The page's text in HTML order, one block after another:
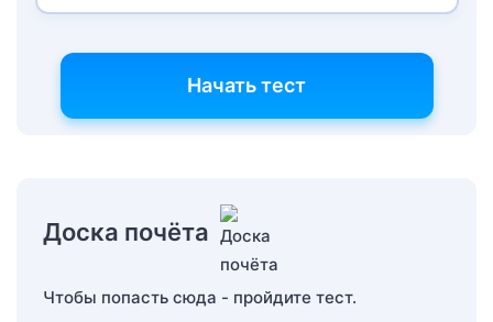
Начать тест
Доска почёта
Чтобы попасть сюда - пройдите тест.